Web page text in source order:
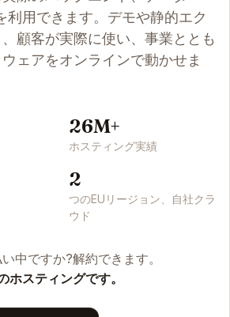
利用できます。デモや静的エク
顧客が実際に使い、事業ととも
ェアをオンラインで動かせま
26M+
ホスティング実績
2
つのEUリージョン、自社クラ
ウド
中ですか?解約できます。
スティングです。